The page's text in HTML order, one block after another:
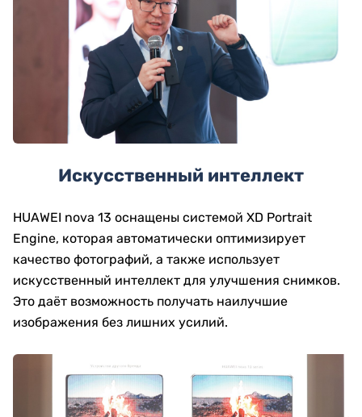
Искусственный интеллект
HUAWEI nova 13 оснащены системой XD Portrait
Engine, которая автоматически оптимизирует
качество фотографий, а также использует
искусственный интеллект для улучшения снимков.
Это даёт возможность получать наилучшие
изображения без лишних усилий.